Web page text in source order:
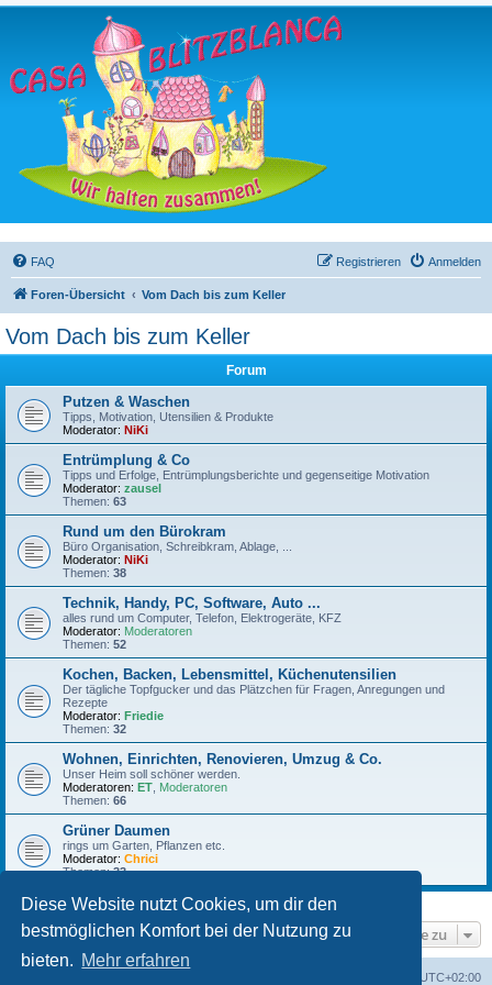
Diese Website nutzt Cookies, um dir den
bestmöglichen Komfort bei der Nutzung zu
bieten. Mehr erfahren
FAQ Anmelden
Registrieren
Foren-Übersicht Vom Dach bis zum Keller
Vom Dach bis zum Keller
Forum
Putzen & Waschen
Tipps, Motivation, Utensilien & Produkte
Moderator: NiKi
Entrümplung & Co
Tipps und Erfolge, Entrümplungsberichte und gegenseitige Motivation
Moderator: zausel
Themen: 63
Rund um den Bürokram
Büro Organisation, Schreibkram, Ablage, ...
Moderator: NiKi
Themen: 38
Technik, Handy, PC, Software, Auto ...
alles rund um Computer, Telefon, Elektrogeräte, KFZ
Moderator: Moderatoren
Themen: 52
Kochen, Backen, Lebensmittel, Küchenutensilien
Der tägliche Topfgucker und das Plätzchen für Fragen, Anregungen und
Rezepte
Moderator: Friedie
Themen: 32
Wohnen, Einrichten, Renovieren, Umzug & Co.
Unser Heim soll schöner werden.
Moderatoren: ET Moderatoren
Themen: 66
Grüner Daumen
rings um Garten, Pflanzen etc.
Moderator: Chrici
Themen:33
Gehe zu
UTC+02:00